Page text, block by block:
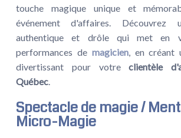
touche magique unique et
événement d'affaires. Découvrez
authentique et drôle qui met en
performances de magicien, en créant
divertissant pour votreclientèle
Québec.
Spectacle de magie /
Micro-Magie